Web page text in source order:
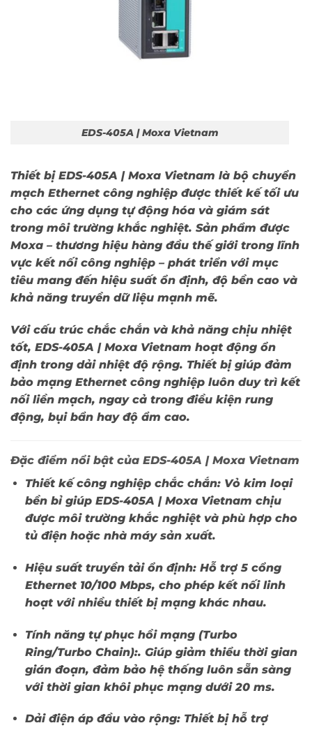
EDS-405A | Moxa Vietnam
Thiết bị EDS-405A | Moxa Vietnam là bộ chuyển
mạch Ethernet công nghiệp được thiết kế tối ưu
cho các ứng dụng tự động hóa và giám sát
trong môi trường khắc nghiệt. Sản phẩm được
Moxa – thương hiệu hàng đầu thế giới trong lĩnh
vực kết nối công nghiệp – phát triển với mục
tiêu mang đến hiệu suất ổn định, độ bền cao và
khả năng truyền dữ liệu mạnh mẽ.
Với cấu trúc chắc chắn và khả năng chịu nhiệt
tốt, EDS-405A | Moxa Vietnam hoạt động ổn
định trong dải nhiệt độ rộng. Thiết bị giúp đảm
bảo mạng Ethernet công nghiệp luôn duy trì kết
nối liền mạch, ngay cả trong điều kiện rung
động, bụi bẩn hay độ ẩm cao.
Đặc điểm nổi bật của EDS-405A | Moxa Vietnam
Thiết kế công nghiệp chắc chắn:Vỏ kim loại
bền bỉ giúp EDS-405A | Moxa Vietnam chịu
được môi trường khắc nghiệt và phù hợp cho
tủ điện hoặc nhà máy sản xuất.
Hiệu suất truyền tải ổn định:Hỗ trợ 5 cổng
Ethernet 10/100 Mbps, cho phép kết nối linh
hoạt với nhiều thiết bị mạng khác nhau.
Tính năng tự phục hồi mạng (Turbo
Ring/Turbo Chain):. Giúp giảm thiểu thời gian
gián đoạn, đảm bảo hệ thống luôn sẵn sàng
với thời gian khôi phục mạng dưới 20 ms.
Dải điện áp đầu vào rộng:Thiết bị hỗ trợ